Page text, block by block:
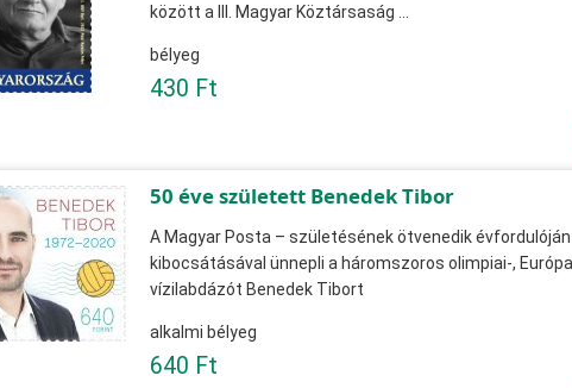
között a III. Magyar Köztársaság ...
bélyeg
430 Ft
50 éve született Benedek Tibor
A Magyar Posta – születésének ötvenedik
kibocsátásával ünnepli a háromszoros olimpiai-,
vízilabdázót Benedek Tibort
alkalmi bélyeg
640 Ft